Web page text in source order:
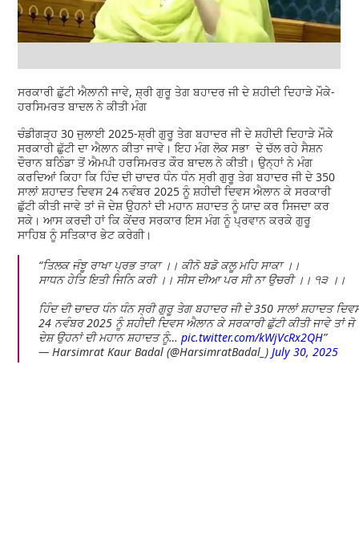
ਸਰਕਾਰੀ ਛੁੱਟੀ ਐਲਾਨੀ ਜਾਵੇ, ਸ਼੍ਰੀ ਗੁਰੂ ਤੇਗ ਬਹਾਦਰ ਜੀ ਦੇ ਸ਼ਹੀਦੀ ਦਿਹਾੜੇ ਮੌਕੇ-
ਹਰਸਿਮਰਤ ਬਾਦਲ ਨੇ ਕੀਤੀ ਮੰਗ
ਚੰਡੀਗੜ੍ਹ 30 ਜੁਲਾਈ 2025-ਸ਼੍ਰੀ ਗੁਰੂ ਤੇਗ ਬਹਾਦਰ ਜੀ ਦੇ ਸ਼ਹੀਦੀ ਦਿਹਾੜੇ ਮੌਕੇ
ਸਰਕਾਰੀ ਛੁੱਟੀ ਦਾ ਐਲਾਨ ਕੀਤਾ ਜਾਵੇ। ਇਹ ਮੰਗ ਲੋਕ ਸਭਾ ਦੇ ਚੱਲ ਰਹੇ ਸੈਸ਼ਨ
ਦੌਰਾਨ ਬਠਿੰਡਾ ਤੋਂ ਐਮਪੀ ਹਰਸਿਮਰਤ ਕੌਰ ਬਾਦਲ ਨੇ ਕੀਤੀ। ਉਨ੍ਹਾਂ ਨੇ ਮੰਗ
ਕਰਦਿਆਂ ਕਿਹਾ ਕਿ ਹਿੰਦ ਦੀ ਚਾਦਰ ਧੰਨ ਧੰਨ ਸ੍ਰੀ ਗੁਰੂ ਤੇਗ ਬਹਾਦਰ ਜੀ ਦੇ 350
ਸਾਲਾਂ ਸ਼ਹਾਦਤ ਦਿਵਸ 24 ਨਵੰਬਰ 2025 ਨੂੰ ਸ਼ਹੀਦੀ ਦਿਵਸ ਐਲਾਨ ਕੇ ਸਰਕਾਰੀ
ਛੁੱਟੀ ਕੀਤੀ ਜਾਵੇ ਤਾਂ ਜੋ ਦੇਸ਼ ਉਹਨਾਂ ਦੀ ਮਹਾਨ ਸ਼ਹਾਦਤ ਨੂੰ ਯਾਦ ਕਰ ਸਿਜਦਾ ਕਰ
ਸਕੇ। ਆਸ ਕਰਦੀ ਹਾਂ ਕਿ ਕੇਂਦਰ ਸਰਕਾਰ ਇਸ ਮੰਗ ਨੂੰ ਪ੍ਰਵਾਨ ਕਰਕੇ ਗੁਰੂ
ਸਾਹਿਬ ਨੂੰ ਸਤਿਕਾਰ ਭੇਟ ਕਰੇਗੀ।
ਤਿਲਕ ਜੰਝੂ ਰਾਖਾ ਪ੍ਰਭ ਤਾਕਾ ।। ਕੀਨੋ ਬਡੋ ਕਲੂ ਮਹਿ ਸਾਕਾ ।।
ਸਾਧਨ ਹੇਤਿ ਇਤੀ ਜਿਨਿ ਕਰੀ ।। ਸੀਸ ਦੀਆ ਪਰ ਸੀ ਨਾ ਉਚਰੀ ।। ੧੩ ।।
ਹਿੰਦ ਦੀ ਚਾਦਰ ਧੰਨ ਧੰਨ ਸ੍ਰੀ ਗੁਰੂ ਤੇਗ ਬਹਾਦਰ ਜੀ ਦੇ 350 ਸਾਲਾਂ ਸ਼ਹਾਦਤ
24 ਨਵੰਬਰ 2025 ਨੂੰ ਸ਼ਹੀਦੀ ਦਿਵਸ ਐਲਾਨ ਕੇ ਸਰਕਾਰੀ ਛੁੱਟੀ ਕੀਤੀ ਜਾਵੇ ਤਾਂ ਜੋ
ਦੇਸ਼ ਉਹਨਾਂ ਦੀ ਮਹਾਨ ਸ਼ਹਾਦਤ ਨੂੰ…pic.twitter.com/kWjVcRx2QH
— Harsimrat Kaur Badal (@HarsimratBadal_) July 30, 2025